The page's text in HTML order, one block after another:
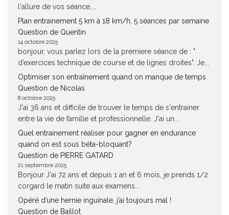
l'allure de vos séance,...
Plan entrainement 5 km à 18 km/h, 5 séances par semaine
Question de Quentin
14 octobre 2025
bonjour, vous parlez lors de la premiere séance de : "
d’exercices technique de course et de lignes droites". Je...
Optimiser son entraînement quand on manque de temps
Question de Nicolas
8 octobre 2025
J'ai 36 ans et difficile de trouver le temps de s'entrainer
entre la vie de famille et professionnelle. J'ai un...
Quel entrainement réaliser pour gagner en endurance
quand on est sous béta-bloquant?
Question de PIERRE GATARD
21 septembre 2025
Bonjour J'ai 72 ans et depuis 1 an et 6 mois, je prends 1/2
corgard le matin suite aux examens...
Opéré d’une hernie inguinale, j’ai toujours mal !
Question de Baillot